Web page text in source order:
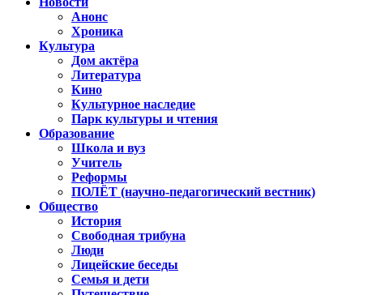
Анонс
Хроника
Культура
Дом актёра
Литература
Кино
Культурное наследие
Парк культуры и чтения
Образование
Школа и вуз
Учитель
Реформы
ПОЛЁТ (научно-педагогический вестник)
Общество
История
Свободная трибуна
Люди
Лицейские беседы
Семья и дети